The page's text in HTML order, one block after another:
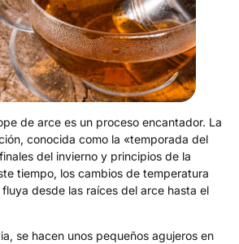
de arce es un proceso encantador. La
conocida como la «temporada del
del invierno y principios de la
tiempo, los cambios de temperatura
desde las raíces del arce hasta el
se hacen unos pequeños agujeros en